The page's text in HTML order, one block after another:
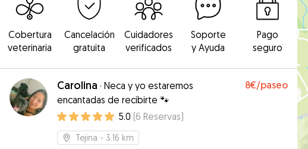
Cobertura
veterinaria
Cancelación
gratuita
Cuidadores
verificados
Soporte
y Ayuda
Pago
seguro
Carolina · Neca y yo estaremos
encantadas de recibirte 🐾
8€/paseo
5.0 (6 Reservas)
Tejina - 3.16 km